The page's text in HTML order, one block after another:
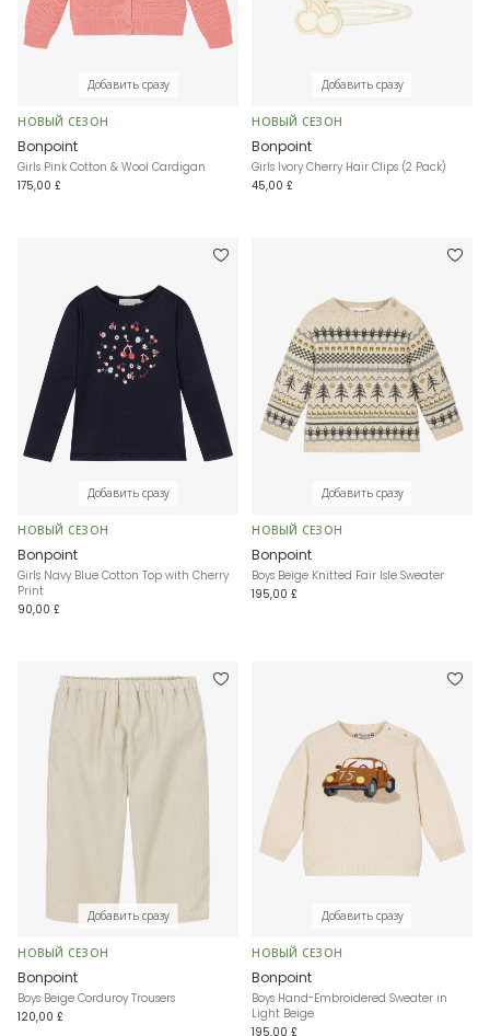
Добавить сразу
НОВЫЙ СЕЗОН
Bonpoint
Girls Pink Cotton & Wool Cardigan
175,00 £
Добавить сразу
НОВЫЙ СЕЗОН
Bonpoint
Girls Ivory Cherry Hair Clips (2 Pack)
45,00 £
Добавить сразу
НОВЫЙ СЕЗОН
Bonpoint
Girls Navy Blue Cotton Top with Cherry
Print
90,00 £
Добавить сразу
НОВЫЙ СЕЗОН
Bonpoint
Boys Beige Knitted Fair Isle Sweater
195,00 £
Добавить сразу
НОВЫЙ СЕЗОН
Bonpoint
Boys Beige Corduroy Trousers
120,00 £
Добавить сразу
НОВЫЙ СЕЗОН
Bonpoint
Boys Hand-Embroidered Sweater in
Light Beige
195,00 £